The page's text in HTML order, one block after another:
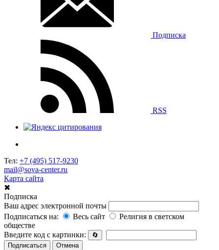
Подписка
RSS
Тел: +7 (495) 517-9230
mail@sova-center.ru
Карта сайта
✖
Подписка
Ваш адрес электронной почты
Подписаться на:
Весь сайт
Религия в светском
обществе
Введите код с картинки:
🔄
Подписаться
Отмена